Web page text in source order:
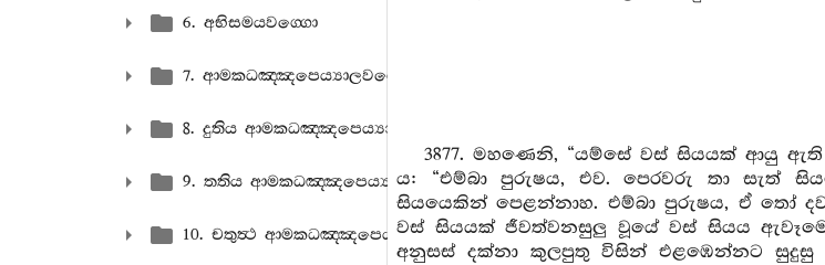
6. අභිසමයවග‍්ගො
7. ආමකධඤ‍්ඤපෙය්‍යාලවග‍්ගො
8. දුතිය ආමකධඤ‍්ඤපෙය්‍යාලවග‍්ගො
9. තතිය ආමකධඤ‍්ඤපෙය්‍යාලවග‍්ගො
10. චතුත්‍ථ ආමකධඤ‍්ඤපෙය්‍යාලවග‍්ගො
3877. මහණෙනි, “යම්සේ වස් සියයක් ආයු
ය: “එම්බා පුරුෂය, එව. පෙරවරු තා සැත්
සියයෙකින් පෙළන්නාහ. එම්බා පුරුෂය, ඒ තෝ
වස් සියයක් ජීවත්වනසුලු වූයේ වස් සියය
අනුසස් දක්නා කුලපුතු විසින් එළඹෙන්නට